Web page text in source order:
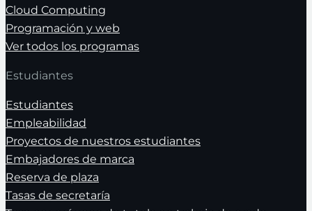
Cloud Computing
Programación y web
Ver todos los programas
Estudiantes
Estudiantes
Empleabilidad
Proyectos de nuestros estudiantes
Embajadores de marca
Reserva de plaza
Tasas de secretaría